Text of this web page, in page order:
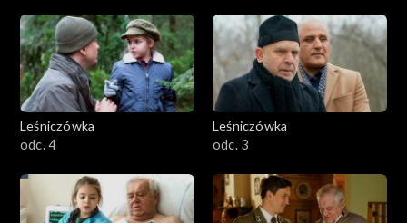
Leśniczówka
odc. 4
Leśniczówka
odc. 3